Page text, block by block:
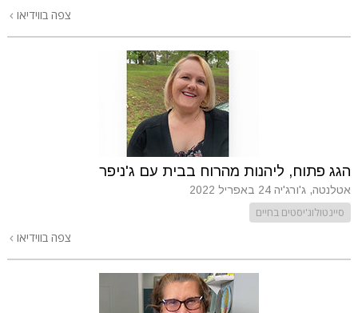
צפה בווידיאו
הגג פתוח, ליהנות מהרוח בבית עם ג'ניפר
אטלנטה, ג'ורג'יה 24 באפריל 2022
סיינטולוג'יסטים בחיים
צפה בווידיאו